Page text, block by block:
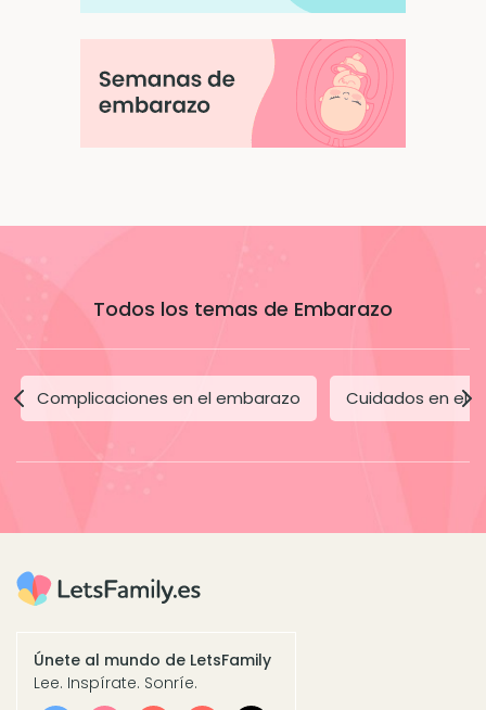
Todos los temas de Embarazo
Complicaciones en el embarazo Cuidados en el
Únete al mundo de LetsFamily
Lee. Inspírate. Sonríe.